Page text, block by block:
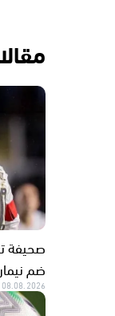
صحيفة
ضم نيمار 3 مرات
08.08.2026